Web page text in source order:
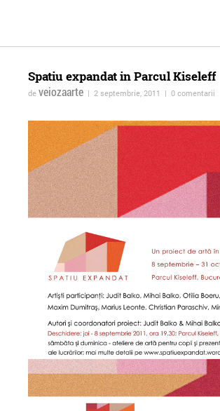
ForTheWin @Galeria 26, 17
mai 2013
Spatiu expandat in Parcul Kiseleff
de veiozaarte | 2 septembrie, 2011 | 0 comentarii